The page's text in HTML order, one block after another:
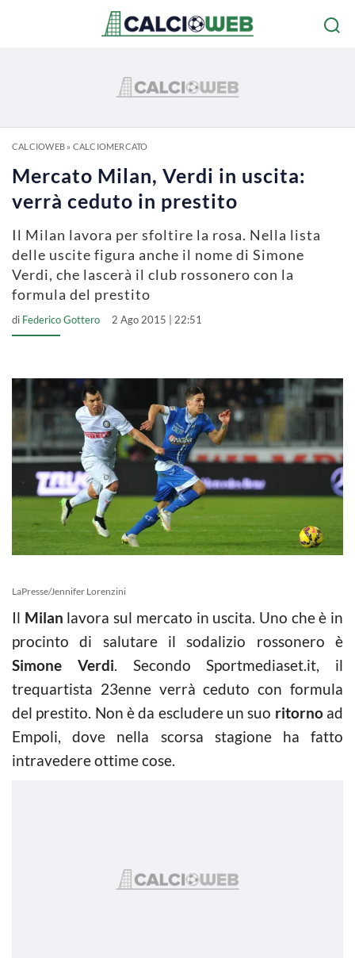
CALCIOWEB» CALCIOMERCATO
Mercato Milan, Verdi in uscita:
verrà ceduto in prestito
Il Milan lavora per sfoltire la rosa. Nella lista
delle uscite figura anche il nome di Simone
Verdi, che lascerà il club rossonero con la
formula del prestito
di Federico Gottero 2 Ago 2015 | 22:51
LaPresse/Jennifer Lorenzini
Il Milan lavora sul mercato in uscita. Uno che è in
procinto di salutare il sodalizio rossonero è
Simone Verdi. Secondo Sportmediaset.it, il
trequartista 23enne verrà ceduto con formula
del prestito. Non è da escludere un suo ritornoad
Empoli, dove nella scorsa stagione ha fatto
intravedere ottime cose.